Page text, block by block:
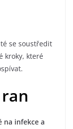
se soustředit
kroky, které
na infekce a